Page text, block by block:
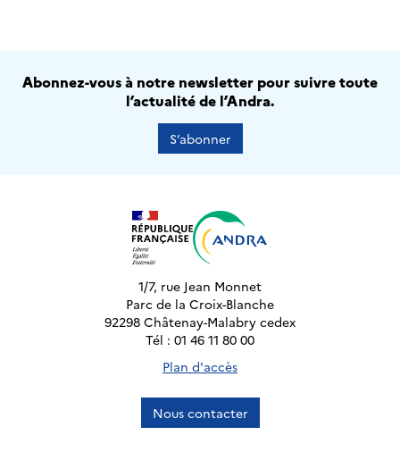
Abonnez-vous à notre newsletter pour suivre toute
l’actualité de l’Andra.
S’abonner
1/7, rue Jean Monnet
Parc de la Croix-Blanche
92298 Châtenay-Malabry cedex
Tél : 01 46 11 80 00
Plan d'accès
Nous contacter